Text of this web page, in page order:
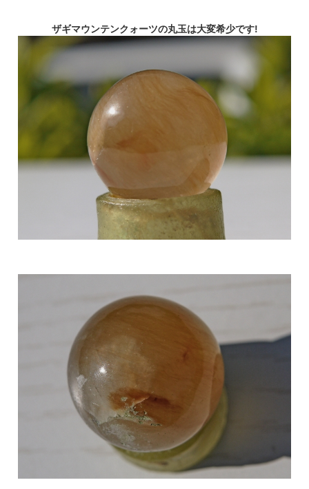
ザギマウンテンクォーツの丸玉は大変希少です!